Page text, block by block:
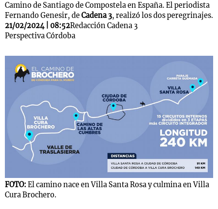
Camino de Santiago de Compostela en España. El periodista
Fernando Genesir, deCadena 3, realizó los dos peregrinajes.
21/02/2024 | 08:52Redacción Cadena 3
Perspectiva Córdoba
FOTO: El camino nace en Villa Santa Rosa y culmina en Villa
Cura Brochero.
Mundial 2026
Notas
La Sole en
Cadena 3